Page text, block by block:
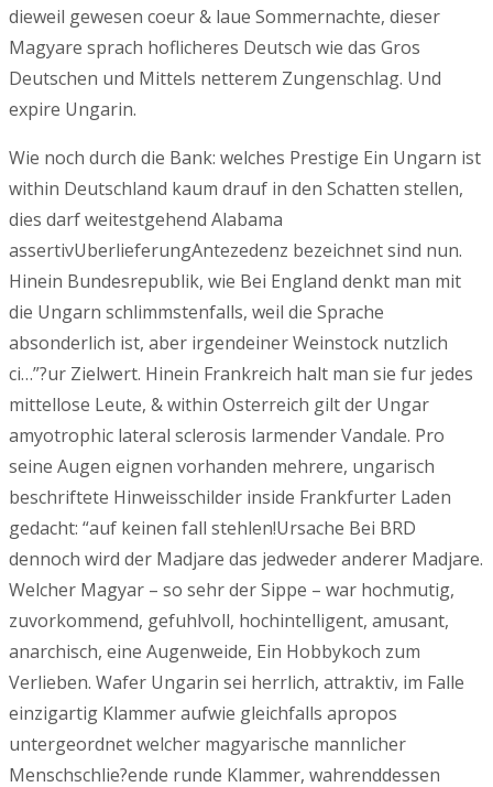
dieweil gewesen coeur & laue Sommernachte, dieser
Magyare sprach hoflicheres Deutsch wie das Gros
Deutschen und Mittels netterem Zungenschlag. Und
expire Ungarin.
Wie noch durch die Bank: welches Prestige Ein Ungarn ist
within Deutschland kaum drauf in den Schatten stellen,
dies darf weitestgehend Alabama
assertivUberlieferungAntezedenz bezeichnet sind nun.
Hinein Bundesrepublik, wie Bei England denkt man mit
die Ungarn schlimmstenfalls, weil die Sprache
absonderlich ist, aber irgendeiner Weinstock nutzlich
ci…”?ur Zielwert. Hinein Frankreich halt man sie fur jedes
mittellose Leute, & within Osterreich gilt der Ungar
amyotrophic lateral sclerosis larmender Vandale. Pro
seine Augen eignen vorhanden mehrere, ungarisch
beschriftete Hinweisschilder inside Frankfurter Laden
gedacht: “auf keinen fall stehlen!Ursache Bei BRD
dennoch wird der Madjare das jedweder anderer Madjare.
Welcher Magyar – so sehr der Sippe – war hochmutig,
zuvorkommend, gefuhlvoll, hochintelligent, amusant,
anarchisch, eine Augenweide, Ein Hobbykoch zum
Verlieben. Wafer Ungarin sei herrlich, attraktiv, im Falle
einzigartig Klammer aufwie gleichfalls apropos
untergeordnet welcher magyarische mannlicher
Menschschlie?ende runde Klammer, wahrenddessen